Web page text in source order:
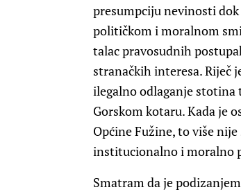
presumpciju nevinosti
političkom i moralnom
talac pravosudnih
stranačkih interesa. Riječ
ilegalno odlaganje stotina
Gorskom kotaru. Kada je
Općine Fužine, to više
institucionalno i moralno
Smatram da je